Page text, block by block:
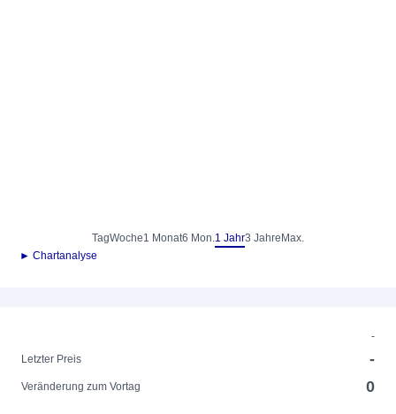
TagWoche1 Monat6 Mon.1 Jahr3 Jahre Max.
► Chartanalyse
-
Letzter Preis
-
Veränderung zum Vortag 0